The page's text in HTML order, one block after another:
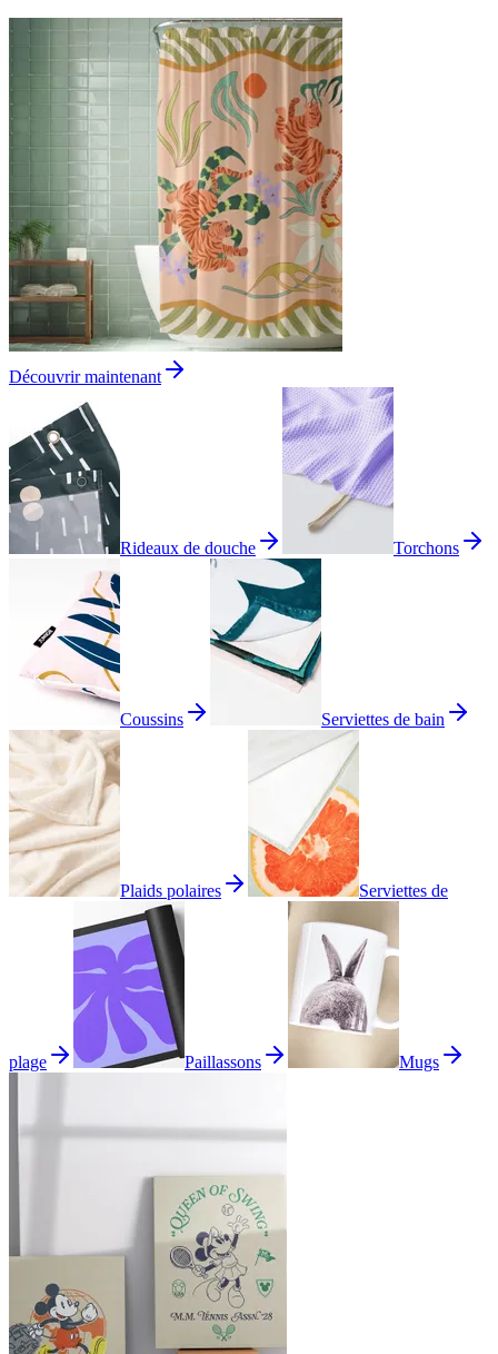
Découvrir maintenant
Rideaux de douche Torchons
Coussins Serviettes de bain
Plaids polaires Serviettes de
plage Paillassons Mugs